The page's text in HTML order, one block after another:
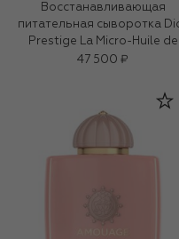
Восстанавливающая
питательная сыворотка
Prestige La Micro-Huile de
Rose (50ml)
47 500 ₽